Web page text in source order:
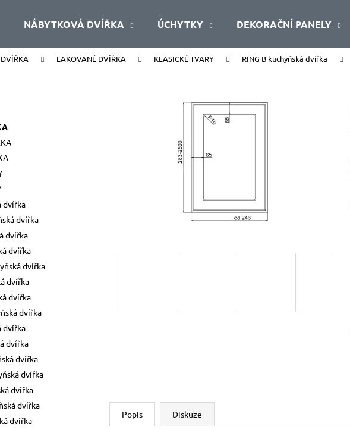
NÁBYTKOVÁ DVÍŘKA ÚCHYTKY DEKORAČNÍ PANELY
LAKOVANÉ DVÍŘKA KLASICKÉ TVARY RING B kuchyňská dvířka
dvířka
dvířka
dvířka
dvířka
dvířka
dvířka
dvířka
dvířka
dvířka
dvířka
dvířka
dvířka
dvířka
dvířka
dvířka
Popis Diskuze
Co potřebujete najít?
Doporučujeme